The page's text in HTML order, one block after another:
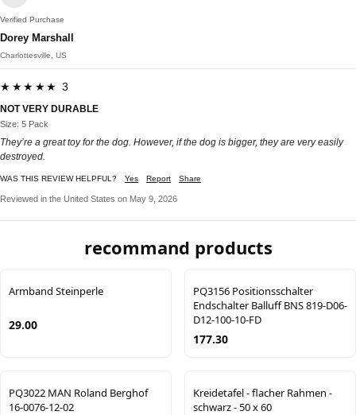
Verified Purchase
Dorey Marshall
Charlottesville, US
★★★★★ 3
NOT VERY DURABLE
Size: 5 Pack
They’re a great toy for the dog. However, if the dog is bigger, they are very easily
destroyed.
WAS THIS REVIEW HELPFUL? Yes Report Share
Reviewed in the United States on May 9, 2026
recommand products
Armband Steinperle
29.00
PQ3156 Positionsschalter
Endschalter Balluff BNS 819-D06-
D12-100-10-FD
177.30
PQ3022 MAN Roland Berghof
16-0076-12-02
Kreidetafel - flacher Rahmen -
schwarz - 50 x 60